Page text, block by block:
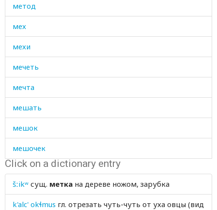
метод
мех
мехи
мечеть
мечта
мешать
мешок
мешочек
мигать
миловидный
Click on a dictionary entry
šːikʷ сущ. метка на дереве ножом, зарубка
k'alc' okɬmus гл. отрезать чуть-чуть от уха овцы (вид